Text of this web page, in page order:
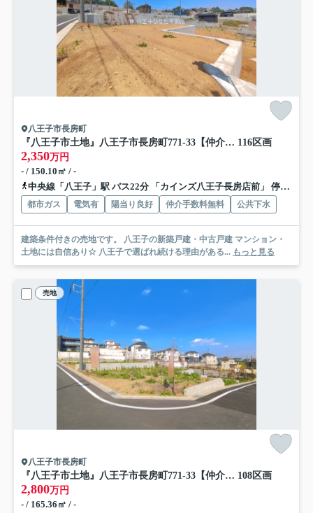
八王子市長房町
『八王子市土地』八王子市長房町771-33【仲介手数料無料】 116区画
2,350万円
- / 150.10㎡ / -
中央線「八王子」駅 バス22分 「カインズ八王子長房店前」 停歩8分
都市ガス 電気有 陽当り良好 仲介手数料無料 公共下水
建築条件付きの売地です。 八王子の新築戸建・中古戸建 マンション・
土地には自信あり☆ 八王子で選ばれ続ける理由がある... もっと見る
売地
八王子市長房町
『八王子市土地』八王子市長房町771-33【仲介手数料無料】 108区画
2,800万円
- / 165.36㎡ / -